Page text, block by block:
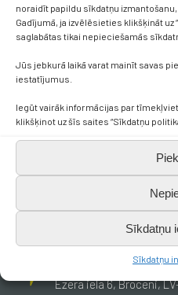
noraidīt papildu sīkdatņu izmantošanu,
Gadījumā, ja izvēlēsieties klikšķināt uz
saglabātas tikai nepieciešamās
Jūs jebkurā laikā varat mainīt savas
iestatījumus.
Iegūt vairāk informācijas par
klikšķinot uz šīs saites “Sīkdatņu
Sīkdatņu
Sīkdatņu
Kontakti
skola.broceni@saldus.lv
_DEFAULT@40900017625
Ezera iela 6, Brocēni,